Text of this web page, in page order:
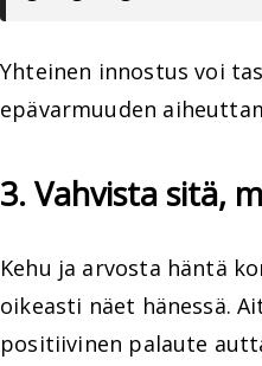
Yhteinen innostus voi
epävarmuuden
3. Vahvista sitä,
Kehu ja arvosta häntä
oikeasti näet hänessä.
positiivinen palaute